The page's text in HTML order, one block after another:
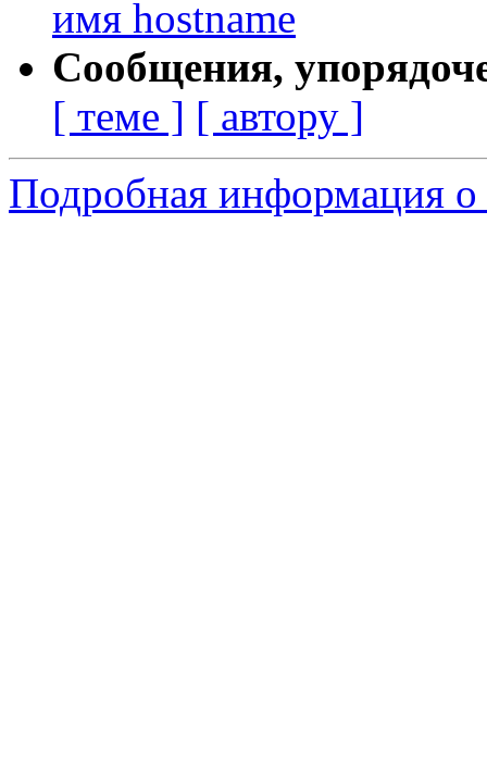
имя hostname
Сообщения,
[ теме ] [ автору ]
Подробная информация